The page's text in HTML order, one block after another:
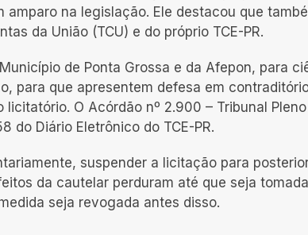
na legislação. Ele destacou que
da União (TCU) e do próprio TCE-PR.
de Ponta Grossa e da Afepon, para
para que apresentem defesa em
O Acórdão nº 2.900 – Tribunal
do Diário Eletrônico do TCE-PR.
suspender a licitação para
da cautelar perduram até que seja tomada
seja revogada antes disso.